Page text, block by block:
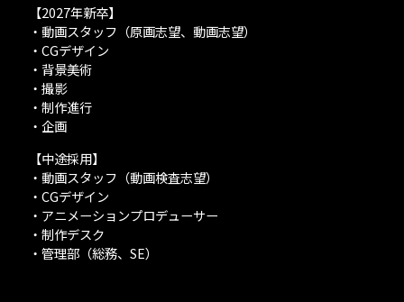
RECRUIT
- 募集職種
- クリエイター募
集
【2027年新卒】
・動画スタッフ（原画志望、動画志望）
・CGデザイン
・背景美術
・撮影
・制作進行
・企画
【中途採用】
・動画スタッフ（動画検査志望）
・CGデザイン
・アニメーションプロデューサー
・制作デスク
・管理部（総務、SE）